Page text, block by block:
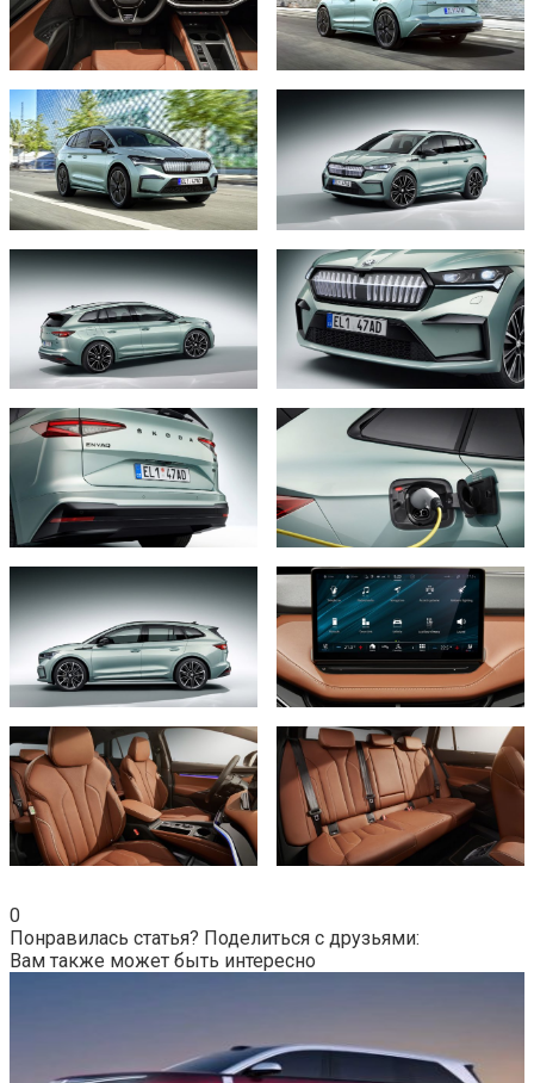
0
Понравилась статья? Поделиться с друзьями:
Вам также может быть интересно